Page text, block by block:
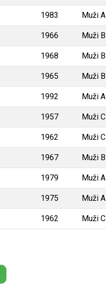
1983 Muži A
1966 Muži B
1968 Muži B
1965 Muži B
1992 Muži A
1957 Muži C
1962 Muži C
1967 Muži B
1979 Muži A
1975 Muži A
1962 Muži C